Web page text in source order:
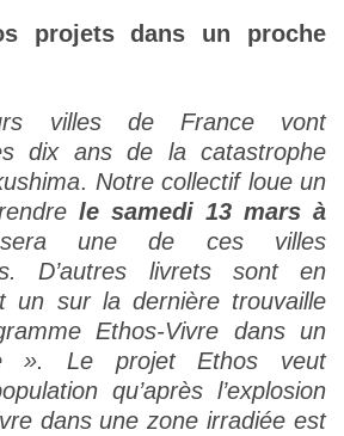
projets dans un proche
villes de France vont
dix ans de la catastrophe
. Notre collectif loue un
le samedi 13 mars à
une de ces villes
D’autres livrets sont en
un sur la dernière trouvaille
Ethos-Vivre dans un
». Le projet Ethos veut
qu’après l’explosion
dans une zone irradiée est